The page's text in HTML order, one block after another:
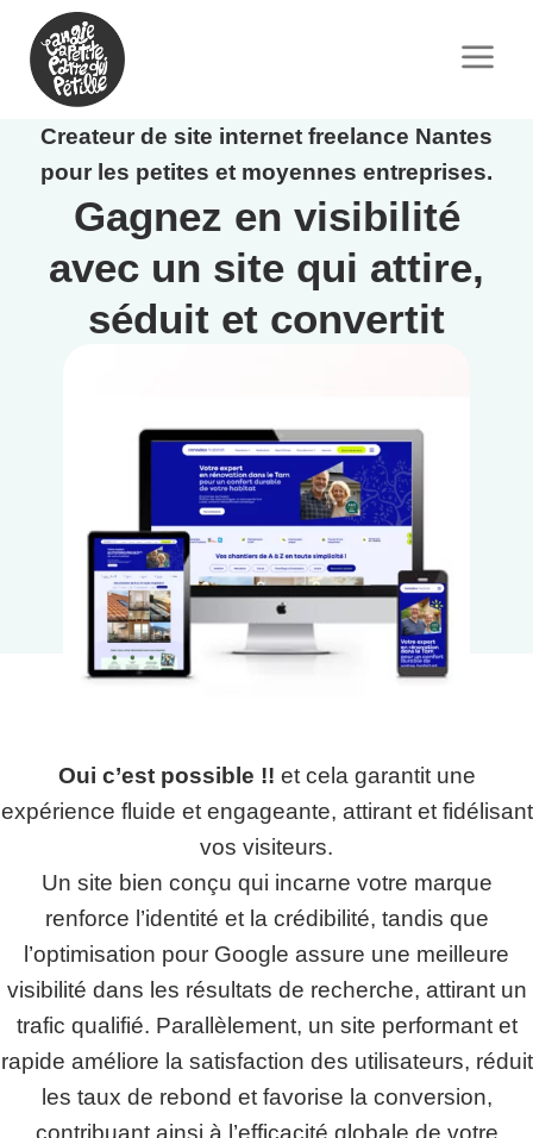
Createur de site internet freelance Nantes
pour les petites et moyennes entreprises.
Gagnez en visibilité
avec un site qui attire,
séduit et convertit
Oui c’est possible !! et cela garantit une
expérience fluide et engageante, attirant et fidélisant
vos visiteurs.
Un site bien conçu qui incarne votre marque
renforce l’identité et la crédibilité, tandis que
l’optimisation pour Google assure une meilleure
visibilité dans les résultats de recherche, attirant un
trafic qualifié. Parallèlement, un site performant et
rapide améliore la satisfaction des utilisateurs, réduit
les taux de rebond et favorise la conversion,
contribuant ainsi à l’efficacité globale de votre